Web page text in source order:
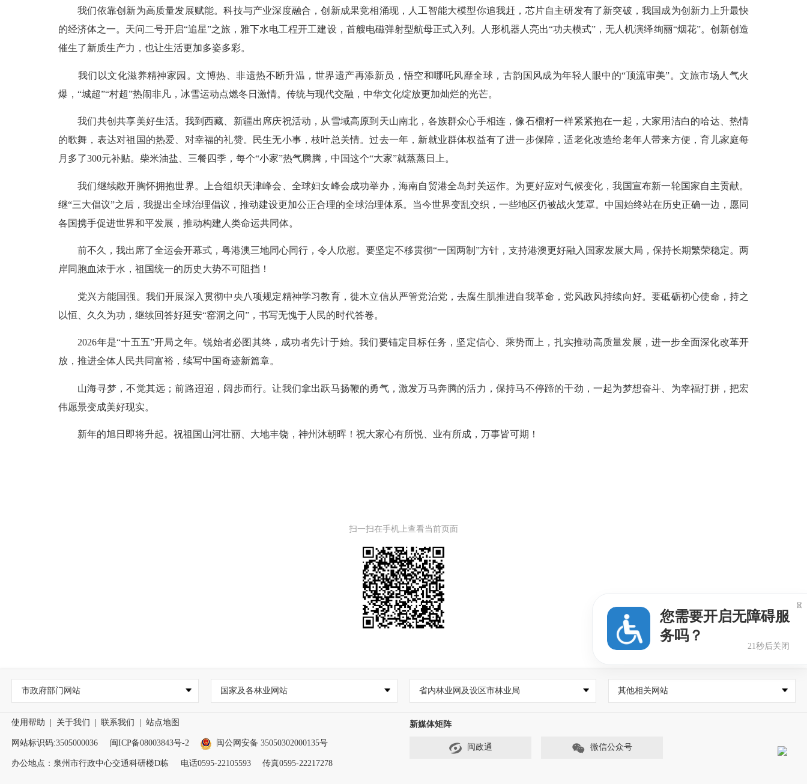
我们依靠创新为高质量发展赋能。科技与产业深度融合，创新成果竞相涌现，人工智能大模型你追我赶，芯片自主研发有了新突破，我国成为创新力上升最快
的经济体之一。天问二号开启“追星”之旅，雅下水电工程开工建设，首艘电磁弹射型航母正式入列。人形机器人亮出“功夫模式”，无人机演绎绚丽“烟花”。创新创造
催生了新质生产力，也让生活更加多姿多彩。
我们以文化滋养精神家园。文博热、非遗热不断升温，世界遗产再添新员，悟空和哪吒风靡全球，古韵国风成为年轻人眼中的“顶流审美”。文旅市场人气火
爆，“城超”“村超”热闹非凡，冰雪运动点燃冬日激情。传统与现代交融，中华文化绽放更加灿烂的光芒。
我们共创共享美好生活。我到西藏、新疆出席庆祝活动，从雪域高原到天山南北，各族群众心手相连，像石榴籽一样紧紧抱在一起，大家用洁白的哈达、热情
的歌舞，表达对祖国的热爱、对幸福的礼赞。民生无小事，枝叶总关情。过去一年，新就业群体权益有了进一步保障，适老化改造给老年人带来方便，育儿家庭每
月多了300元补贴。柴米油盐、三餐四季，每个“小家”热气腾腾，中国这个“大家”就蒸蒸日上。
我们继续敞开胸怀拥抱世界。上合组织天津峰会、全球妇女峰会成功举办，海南自贸港全岛封关运作。为更好应对气候变化，我国宣布新一轮国家自主贡献。
继“三大倡议”之后，我提出全球治理倡议，推动建设更加公正合理的全球治理体系。当今世界变乱交织，一些地区仍被战火笼罩。中国始终站在历史正确一边，愿同
各国携手促进世界和平发展，推动构建人类命运共同体。
前不久，我出席了全运会开幕式，粤港澳三地同心同行，令人欣慰。要坚定不移贯彻“一国两制”方针，支持港澳更好融入国家发展大局，保持长期繁荣稳定。两
岸同胞血浓于水，祖国统一的历史大势不可阻挡！
党兴方能国强。我们开展深入贯彻中央八项规定精神学习教育，徙木立信从严管党治党，去腐生肌推进自我革命，党风政风持续向好。要砥砺初心使命，持之
以恒、久久为功，继续回答好延安“窑洞之问”，书写无愧于人民的时代答卷。
2026年是“十五五”开局之年。锐始者必图其终，成功者先计于始。我们要锚定目标任务，坚定信心、乘势而上，扎实推动高质量发展，进一步全面深化改革开
放，推进全体人民共同富裕，续写中国奇迹新篇章。
山海寻梦，不觉其远；前路迢迢，阔步而行。让我们拿出跃马扬鞭的勇气，激发万马奔腾的活力，保持马不停蹄的干劲，一起为梦想奋斗、为幸福打拼，把宏
伟愿景变成美好现实。
新年的旭日即将升起。祝祖国山河壮丽、大地丰饶，神州沐朝晖！祝大家心有所悦、业有所成，万事皆可期！
扫一扫在手机上查看当前页面
市政府部门网站 国家及各林业网站 省内林业网及设区市林业局 其他相关网站
使用帮助 关于我们 联系我们 站点地图
网站标识码:3505000036 闽ICP备08003843号-2 闽公网安备 35050302000135号
办公地点：泉州市行政中心交通科研楼D栋 电话0595-22105593 传真0595-22217278
新媒体矩阵
闽政通 微信公众号
您需要开启无障碍服
务吗？
21秒后关闭
